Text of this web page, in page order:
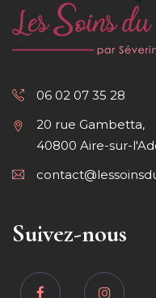
06 02 07 35 28
20 rue Gambetta,
40800 Aire-sur-
Suivez-nous